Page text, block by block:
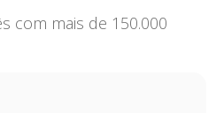
com mais de 150.000